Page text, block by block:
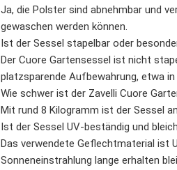
Ja, die Polster sind abnehmbar und
gewaschen werden können.
Ist der Sessel stapelbar oder
Der Cuore Gartensessel ist nicht
platzsparende Aufbewahrung, etwa
Wie schwer ist der Zavelli Cuore
Mit rund 8 Kilogramm ist der Sessel
Ist der Sessel UV-beständig und
Das verwendete Geflechtmaterial ist
Sonneneinstrahlung lange erhalten